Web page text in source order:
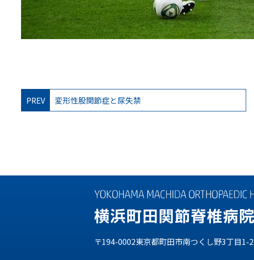
PREV 変形性股関節症と尿失禁
〒194-0002東京都町田市南つくし野3丁目1-2